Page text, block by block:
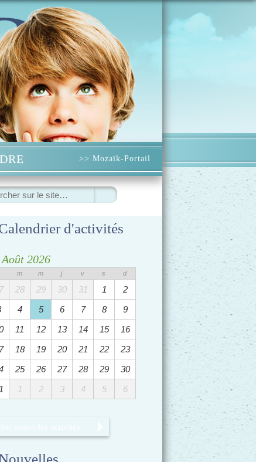
>> Mozaïk-Portail
d'activités
Août 2026
m m j v s d
28 29 30 31 1
2
4 5 6 7 8
9
11 12 13 14 15
16
18 19 20 21 22
23
25 26 27 28 29
30
1 2 3 4 5 6